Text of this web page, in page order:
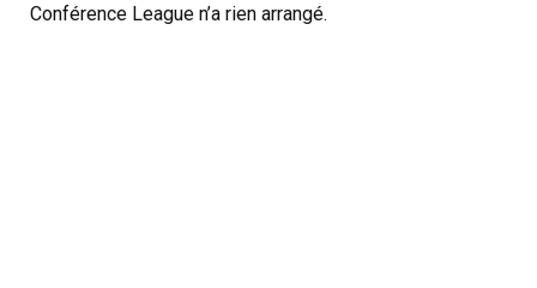
Conférence League n’a rien arrangé.